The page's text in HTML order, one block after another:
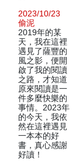
2023/10/23
偷泥
2019年的某
天，我在這裡
遇見了薩豐的
風之影，便開
啟了我的閱讀
之路，才知道
原來閱讀是一
件多麼快樂的
事情。2023年
的今天，我依
然在這裡遇見
一本本的好
書，真心感謝
好讀！